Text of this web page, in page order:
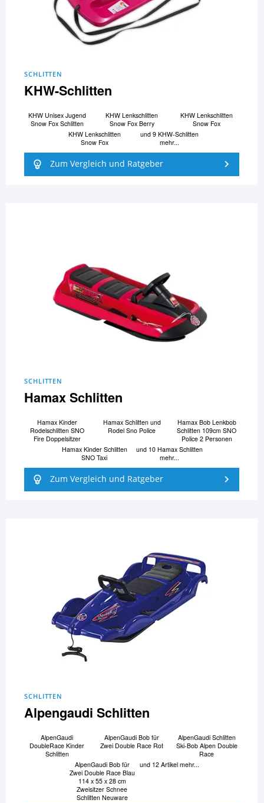
SCHLITTEN
KHW-Schlitten
KHW Unisex Jugend
Snow Fox Schlitten
KHW Lenkschlitten
Snow Fox Berry
KHW Lenkschlitten
Snow Fox
KHW Lenkschlitten
Snow Fox
und 9 KHW-Schlitten
mehr...
Zum Vergleich und Ratgeber
SCHLITTEN
Hamax Schlitten
Hamax Kinder
Rodelschlitten SNO
Fire Doppelsitzer
Hamax Schlitten und
Rodel Sno Police
Hamax Bob Lenkbob
Schlitten 109cm SNO
Police 2 Personen
Hamax Kinder Schlitten
SNO Taxi
und 10 Hamax Schlitten
mehr...
Zum Vergleich und Ratgeber
SCHLITTEN
Alpengaudi Schlitten
AlpenGaudi
DoubleRace Kinder
Schlitten
AlpenGaudi Bob für
Zwei Double Race Rot
AlpenGaudi Schlitten
Ski-Bob Alpen Double
Race
AlpenGaudi Bob für
Zwei Double Race Blau
114 x 55 x 28 cm
Zweisitzer Schnee
Schlitten Neuware
und 12 Artikel mehr...